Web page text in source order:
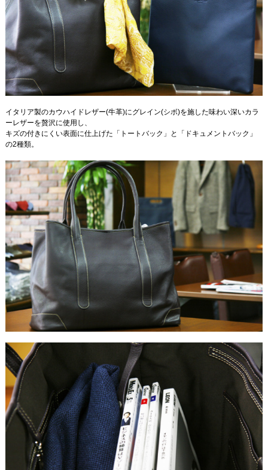
イタリア製のカウハイドレザー(牛革)にグレイン(シボ)を施した味わい深いカラ
ーレザーを贅沢に使用し、
キズの付きにくい表面に仕上げた「トートバック」と「ドキュメントバック」
の2種類。